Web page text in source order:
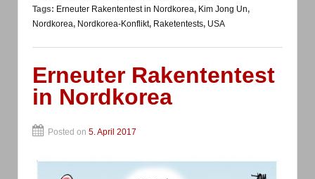
Tags: Erneuter Rakententest in Nordkorea, Kim Jong Un,
Nordkorea, Nordkorea-Konflikt, Raketentests, USA
Erneuter Rakententest
in Nordkorea
Posted on 5. April 2017